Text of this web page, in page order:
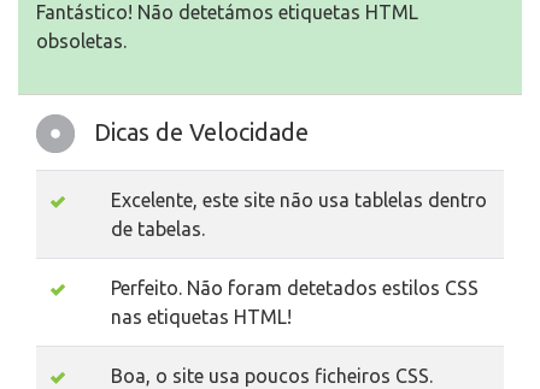
Fantástico! Não detetámos etiquetas HTML
obsoletas.
Dicas de Velocidade
Excelente, este site não usa tablelas dentro
de tabelas.
Perfeito. Não foram detetados estilos CSS
nas etiquetas HTML!
Boa, o site usa poucos ficheiros CSS.